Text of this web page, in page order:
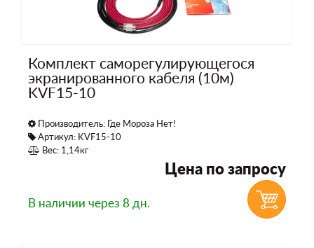
Комплект саморегулирующегося
экранированного кабеля (10м)
KVF15-10
Производитель: Где Мороза Нет!
Артикул: KVF15-10
Вес: 1,14кг
Цена по запросу
В наличии через 8 дн.